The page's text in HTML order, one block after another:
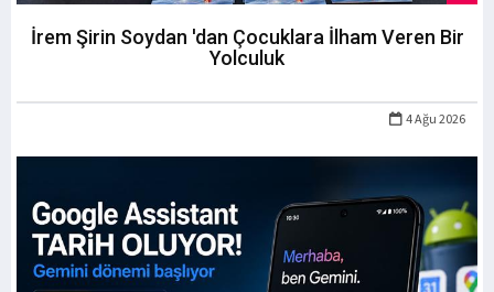
İrem Şirin Soydan 'dan Çocuklara İlham Veren Bir
Yolculuk
4 Ağu 2026